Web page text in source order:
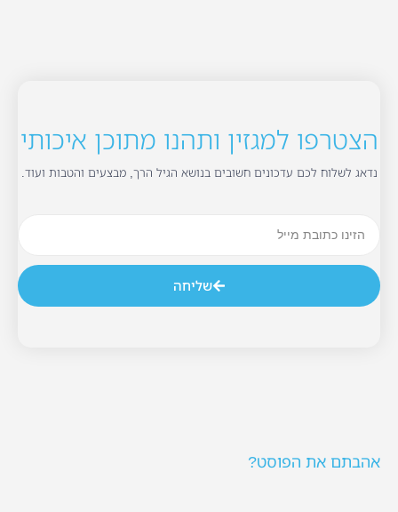
הצטרפו למגזין ותהנו מתוכן איכותי
נדאג לשלוח לכם עדכונים חשובים בנושא הגיל הרך, מבצעים והטבות ועוד.
שליחה
אהבתם את הפוסט?